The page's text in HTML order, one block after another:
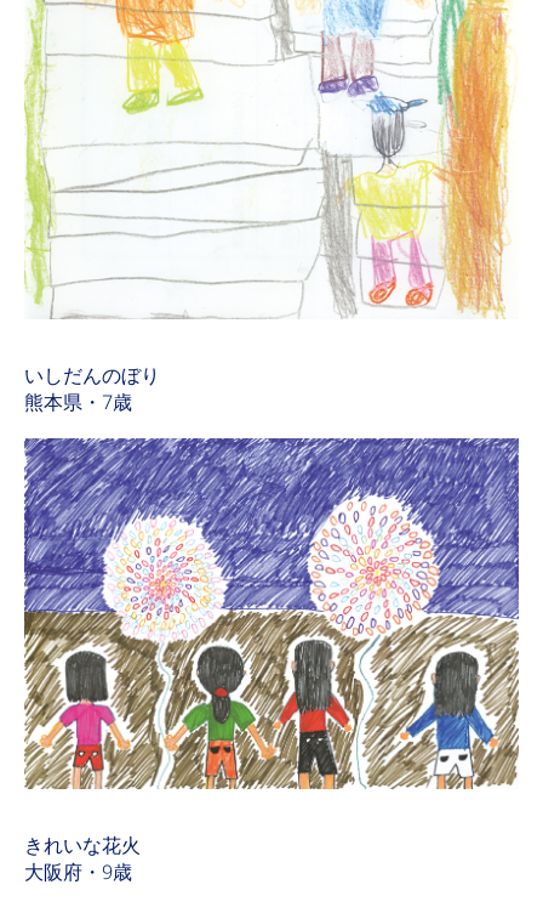
いしだんのぼり
熊本県・7歳
きれいな花火
大阪府・9歳